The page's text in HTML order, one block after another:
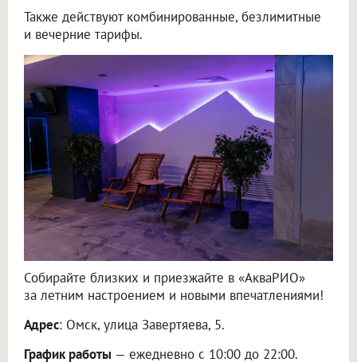
Также действуют комбинированные, безлимитные
и вечерние тарифы.
Собирайте близких и приезжайте в «АкваРИО»
за летним настроением и новыми впечатлениями!
Адрес: Омск, улица Завертяева, 5.
График работы — ежедневно с 10:00 до 22:00.